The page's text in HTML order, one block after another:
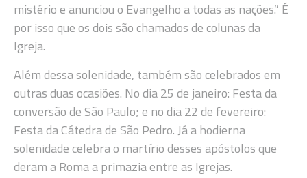
mistério e anunciou o Evangelho a todas as nações.” É
por isso que os dois são chamados de colunas da
Igreja.
Além dessa solenidade, também são celebrados em
outras duas ocasiões. No dia 25 de janeiro: Festa da
conversão de São Paulo; e no dia 22 de fevereiro:
Festa da Cátedra de São Pedro. Já a hodierna
solenidade celebra o martírio desses apóstolos que
deram a Roma a primazia entre as Igrejas.